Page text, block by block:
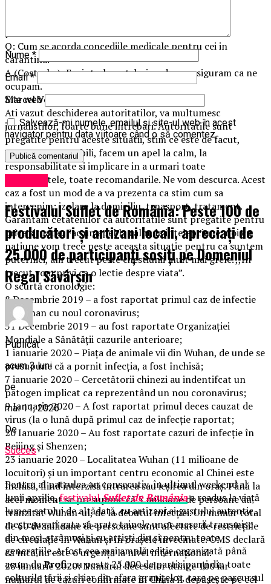
Q: Cum se acorda concediile medicale pentru cei in
carantina.
A (Costache): E o intrebare tehnica, dar va asiguram ca ne
ocupam.
Marcel Vela – Ministrul Afacerilor Interne:
Ati vazut deschiderea autoritatilor, va multumesc
jurnalistilor, foarte bune intrebari. Autoritatile sunt
pregatite pentru aceste situatii, stim ce este de facut,
suntem responsabili, facem un apel la calm, la
responsabilitate si implicare in a urmari toate
comunicatele, toate recomandarile. Ne vom descurca. Acest
caz a fost un mod de a va prezenta ca stim cum sa
intervenim: izolare la domiciliu, trnasport, tratament.
Garantam cetatenilor ca autoritatile sunt pregatite pentru
orice situatie. Fac un apel la calm, la intelepciune, noi ca
natiune vom trece peste aceasta situatie pentru ca suntem
puternici, am trecut peste chestiunii mult mai grele. ,,In
trecut vom privi ca o lectie despre viata”.
O scurtă cronologie:
8 Decembrie 2019 – a fost raportat primul caz de infectie
în Wuhan cu noul coronavirus;
31 Decembrie 2019 – au fost raportate Organizației
Mondiale a Sănătății cazurile anterioare;
1 ianuarie 2020 – Piața de animale vii din Wuhan, de unde se
presupune că a pornit infecția, a fost închisă;
7 ianuarie 2020 – Cercetătorii chinezi au indentifcat un
patogen implicat ca reprezentând un nou coronavirus;
9 Ianuarie 2020 – A fost raportat primul deces cauzat de
virus (la o lună după primul caz de infecție raportat;
20 Ianuarie 2020 – Au fost raportate cazuri de infecție în
Beijing și Shenzen;
23 ianuarie 2020 – Localitatea Wuhan (11 milioane de
locuitori) și un important centru economic al Chinei este
închisă, fiind interzisă intrarea sau ieșirea din oraș. Până la
acel moment se presupune că 5 milioane de persoane au
tranzitat Wuhan-ul, de la debutul infecției. Un număr total
de 60 de milioane de persoane sunt afectate de restricțiile
de circulație în Wuhan și în orașele învecinate. OMS declară
că încă nu este o urgență la nivel internațional.
28 ianuarie 2020: Numărul deceselor atinge 100 iar
numarul de cazuri confirmate în China îl depășește pe cel
Nume*
Email*
Site web
Salvează-mi numele, emailul și site-ul web în acest
navigator pentru data viitoare când o să comentez.
Festivalul Suflet de România: Peste 100 de
producători și artizani locali, apreciați de
25.000 de participanți sosiți pe Domeniul
Regal Săvârșin
Publicat
acum 3 luni
pe
mai 11, 2026
De
Succes
Pentru al patrulea an consecutiv, în ultimul weekend al
lunii aprilie,festivalulSuflet de Româniaa readus la viață
lumea satului de altădată, cu artizani ai gustului autentic,
meșteșugari gata să arate tainele unor meserii transmise
din moși-strămoși și cu artiști din și pentru toate
generațiile. A fost cea mai amplă ediție organizată până
acum deProfi, cu peste 25.000 de participanți din toate
colțurile țării și chiar din afara granițelor, care pe parcursul